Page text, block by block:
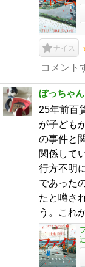
ナイス
ぼっちゃん
25年前百
が子ども
の事件と
関係して
行方不明
であった
たと噂さ
う。これ